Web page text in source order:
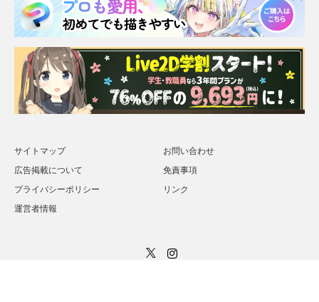
サイトマップ
お問い合わせ
広告掲載について
免責事項
プライバシーポリシー
リンク
運営者情報